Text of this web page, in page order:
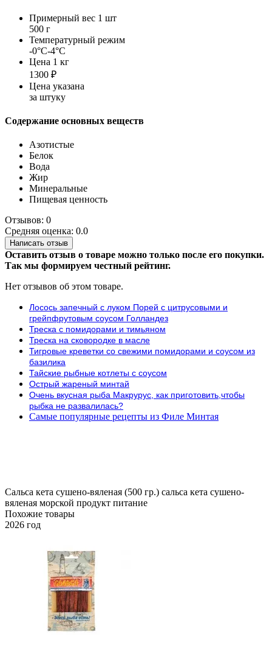
Примерный вес 1 шт
500 г
Температурный режим
-0°С-4°С
Цена 1 кг
1300 ₽
Цена указана
за штуку
Содержание основных веществ
Азотистые
Белок
Вода
Жир
Минеральные
Пищевая ценность
Отзывов: 0
Средняя оценка: 0.0
Написать отзыв
Оставить отзыв о товаре можно только после его покупки.
Так мы формируем честный рейтинг.
Нет отзывов об этом товаре.
Лосось запечный с луком Порей с цитрусовыми и
грейпфрутовым соусом Голландез
Треска с помидорами и тимьяном
Треска на сковородке в масле
Тигровые креветки со свежими помидорами и соусом из
базилика
Тайские рыбные котлеты с соусом
Острый жареный минтай
Очень вкусная рыба Макрурус, как приготовить,чтобы
рыбка не развалилась?
Самые популярные рецепты из Филе Минтая
Сальса кета сушено-вяленая (500 гр.) сальса кета сушено-
вяленая морской продукт питание
Похожие товары
2026 год